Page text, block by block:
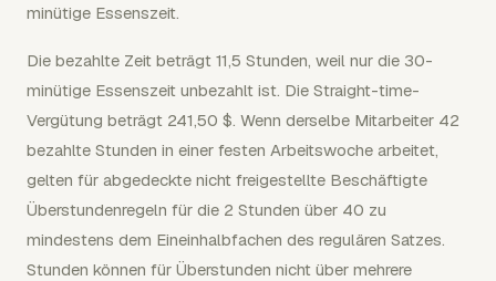
minütige Essenszeit.
Die bezahlte Zeit beträgt 11,5 Stunden, weil nur die 30-
minütige Essenszeit unbezahlt ist. Die Straight-time-
Vergütung beträgt 241,50 $. Wenn derselbe Mitarbeiter 42
bezahlte Stunden in einer festen Arbeitswoche arbeitet,
gelten für abgedeckte nicht freigestellte Beschäftigte
Überstundenregeln für die 2 Stunden über 40 zu
mindestens dem Eineinhalbfachen des regulären Satzes.
Stunden können für Überstunden nicht über mehrere